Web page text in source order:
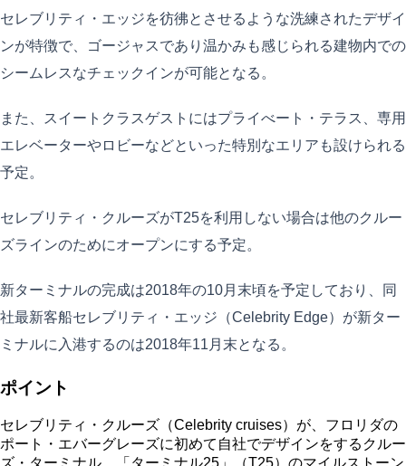
セレブリティ・エッジを彷彿とさせるような洗練されたデザイ
ンが特徴で、ゴージャスであり温かみも感じられる建物内での
シームレスなチェックインが可能となる。
また、スイートクラスゲストにはプライべート・テラス、専用
エレベーターやロビーなどといった特別なエリアも設けられる
予定。
セレブリティ・クルーズがT25を利用しない場合は他のクルー
ズラインのためにオープンにする予定。
新ターミナルの完成は2018年の10月末頃を予定しており、同
社最新客船セレブリティ・エッジ（Celebrity Edge）が新ター
ミナルに入港するのは2018年11月末となる。
ポイント
セレブリティ・クルーズ（Celebrity cruises）が、フロリダの
ポート・エバーグレーズに初めて自社でデザインをするクルー